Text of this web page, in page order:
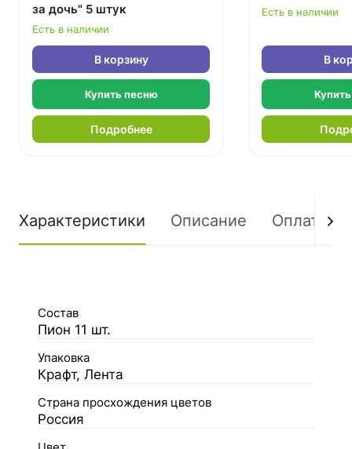
за дочь" 5 штук
Есть в наличии
В корзину
Купить песню
Подробнее
Есть в наличии
В
Характеристики Описание Оплата
Состав
Пион 11 шт.
Упаковка
Крафт, Лента
Страна просхождения цветов
Россия